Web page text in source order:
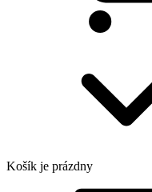
Košík je prázdny